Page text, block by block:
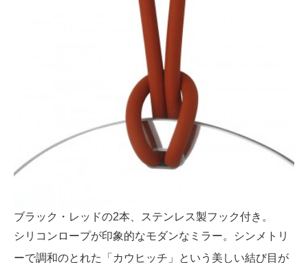
ブラック・レッドの2本、ステンレス製フック付き。
シリコンロープが印象的なモダンなミラー。シンメトリ
ーで調和のとれた「カウヒッチ」という美しい結び目が